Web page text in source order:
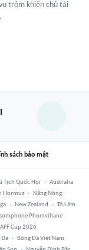
trộm khiến chủ tài
sách bảo mật
Tịch Quốc Hội
Australia
Hormuz
Nắng Nóng
New Zealand
Tô Lâm
Phomvihane
Cup 2026
Đá
Bóng Đá Việt Nam